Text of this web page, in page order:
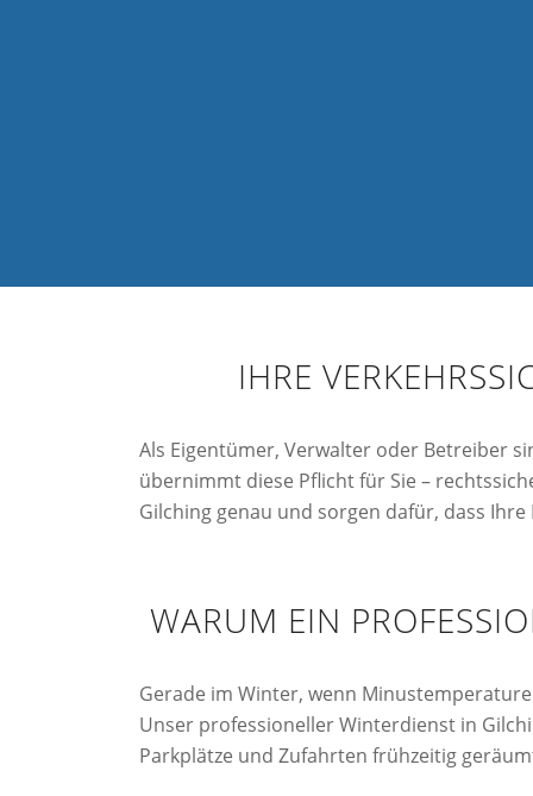
IHRE
Als Eigentümer, Verwalter oder Betreiber
übernimmt diese Pflicht für Sie –
Gilching genau und sorgen dafür, dass
WARUM EIN
Gerade im Winter, wenn
Unser professioneller Winterdienst in
Parkplätze und Zufahrten frühzeitig